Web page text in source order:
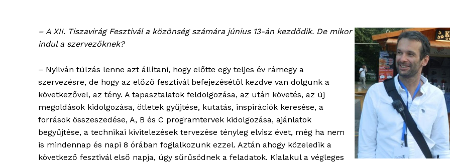
– A XII. Tiszavirág Fesztivál a közönség számára június 13-án kezdődik. De mikor
indul a szervezőknek?
– Nyilván túlzás lenne azt állítani, hogy előtte egy teljes év rámegy a
szervezésre, de hogy az előző fesztivál befejezésétől kezdve van dolgunk a
következővel, az tény. A tapasztalatok feldolgozása, az után követés, az új
megoldások kidolgozása, ötletek gyűjtése, kutatás, inspirációk keresése, a
források összeszedése, A, B és C programtervek kidolgozása, ajánlatok
begyűjtése, a technikai kivitelezések tervezése tényleg elvisz évet, még ha nem
is mindennap és napi 8 órában foglalkozunk ezzel. Aztán ahogy közeledik a
következő fesztivál első napja, úgy sűrűsödnek a feladatok. Kialakul a végleges